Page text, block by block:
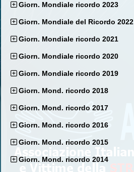
Giorn. Mondiale ricordo 2023
Giorn. Mondiale del Ricordo 2022
Giorn. Mondiale ricordo 2021
Giorn. Mondiale ricordo 2020
Giorn. Mondiale ricordo 2019
Giorn. Mond. ricordo 2018
Giorn. Mond. ricordo 2017
Giorn. Mond. ricordo 2016
Giorn. Mond. ricordo 2015
Giorn. Mond. ricordo 2014